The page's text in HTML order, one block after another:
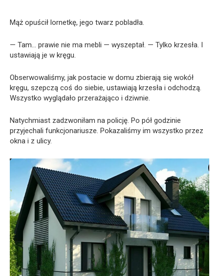
Mąż opuścił lornetkę, jego twarz pobladła.
— Tam… prawie nie ma mebli — wyszeptał. — Tylko krzesła. I
ustawiają je w kręgu.
Obserwowaliśmy, jak postacie w domu zbierają się wokół
kręgu, szepczą coś do siebie, ustawiają krzesła i odchodzą.
Wszystko wyglądało przerażająco i dziwnie.
Natychmiast zadzwoniłam na policję. Po pół godzinie
przyjechali funkcjonariusze. Pokazaliśmy im wszystko przez
okna i z ulicy.